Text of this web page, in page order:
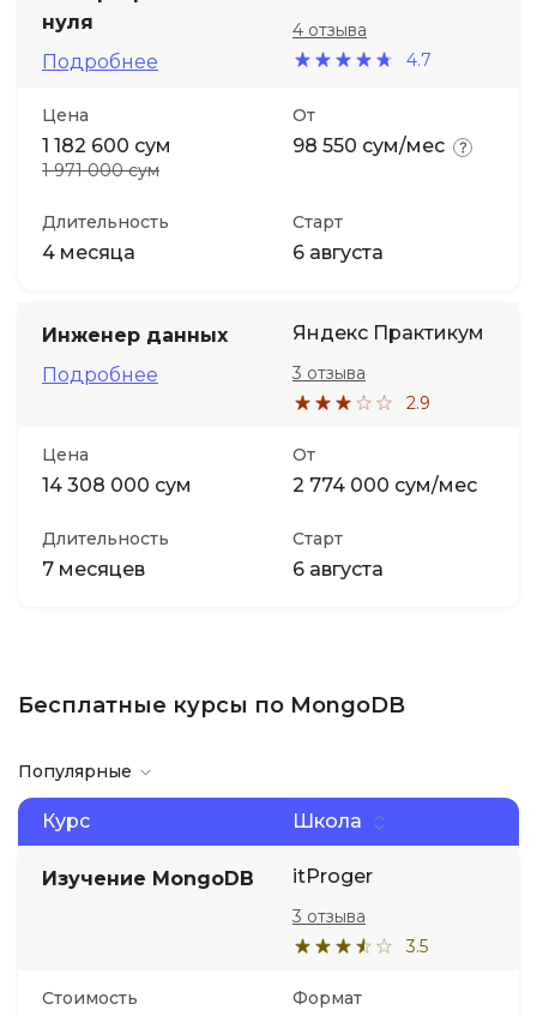
нуля
Подробнее
4.7
4 отзыва
Цена
1 182 600 сум
1 971 000 сум
От
98 550 сум/мес
Длительность
4 месяца
Старт
6 августа
Инженер данных
Подробнее
Яндекс Практикум
2.9
3 отзыва
Цена
14 308 000 сум
От
2 774 000 сум/мес
Длительность
7 месяцев
Старт
6 августа
Бесплатные курсы по MongoDB
Популярные
Курс Школа
Изучение MongoDB itProger
3.5
3 отзыва
Стоимость Формат